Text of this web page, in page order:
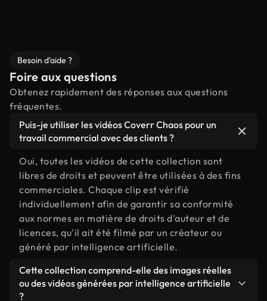
Besoin d'aide ?
Foire aux questions
Obtenez rapidement des réponses aux questions
fréquentes.
Puis-je utiliser les vidéos Coverr Chaos pour un
travail commercial avec des clients ?
Oui, toutes les vidéos de cette collection sont
libres de droits et peuvent être utilisées à des fins
commerciales. Chaque clip est vérifié
individuellement afin de garantir sa conformité
aux normes en matière de droits d'auteur et de
licences, qu'il ait été filmé par un créateur ou
généré par intelligence artificielle.
Cette collection comprend-elle des images réelles
ou des vidéos générées par intelligence artificielle
?